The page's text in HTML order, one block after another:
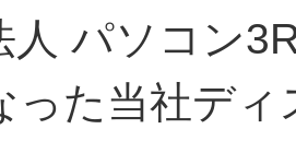
人 パソコン
った当社デ